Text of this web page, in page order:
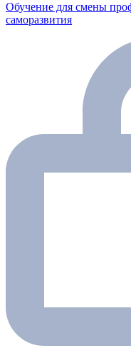
Обучение для смены
саморазвития